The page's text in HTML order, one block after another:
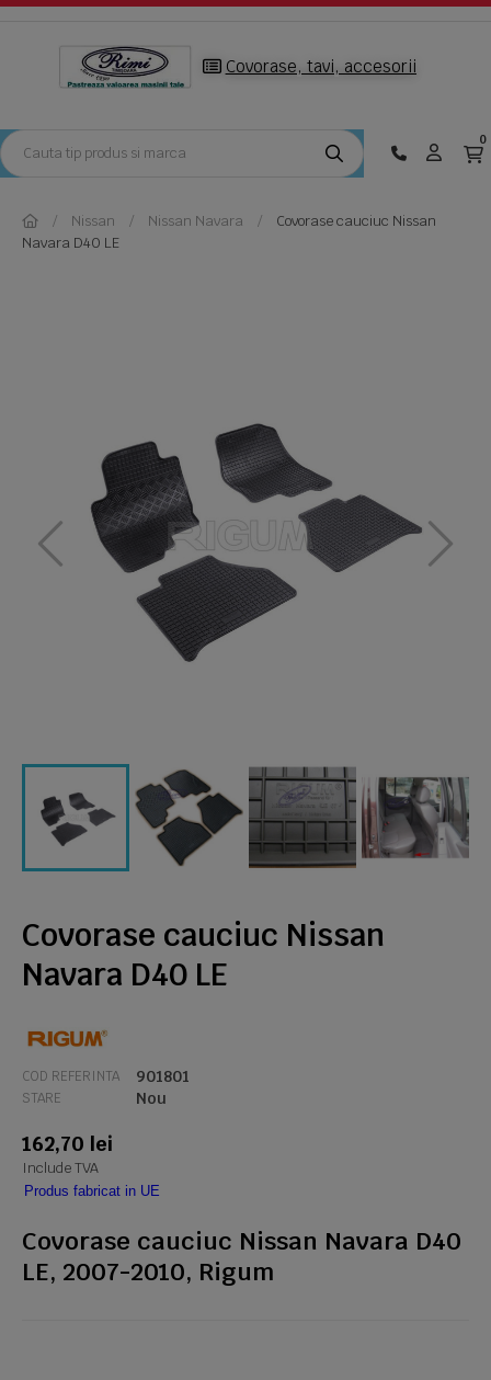
Covorase, tavi, accesorii
0
Nissan Nissan Navara
Covorase cauciuc Nissan
Navara D40 LE
Covorase cauciuc Nissan
Navara D40 LE
COD REFERINTA 901801
STARE Nou
162,70 lei
Include TVA
Produs fabricat in UE
Covorase cauciuc Nissan Navara D40
LE, 2007-2010, Rigum